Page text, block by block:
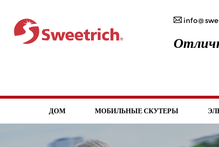
ДОМ МОБИЛЬНЫЕ СКУТЕРЫ